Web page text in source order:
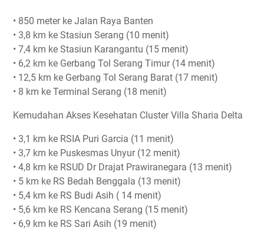
• 850 meter ke Jalan Raya Banten
• 3,8 km ke Stasiun Serang (10 menit)
• 7,4 km ke Stasiun Karangantu (15 menit)
• 6,2 km ke Gerbang Tol Serang Timur (14 menit)
• 12,5 km ke Gerbang Tol Serang Barat (17 menit)
• 8 km ke Terminal Serang (18 menit)
Kemudahan Akses Kesehatan Cluster Villa Sharia Delta
• 3,1 km ke RSIA Puri Garcia (11 menit)
• 3,7 km ke Puskesmas Unyur (12 menit)
• 4,8 km ke RSUD Dr Drajat Prawiranegara (13 menit)
• 5 km ke RS Bedah Benggala (13 menit)
• 5,4 km ke RS Budi Asih ( 14 menit)
• 5,6 km ke RS Kencana Serang (15 menit)
• 6,9 km ke RS Sari Asih (19 menit)